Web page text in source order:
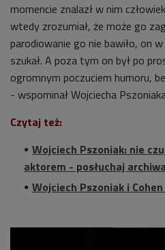
momencie znalazł w nim
wtedy zrozumiał, że może go
parodiowanie go nie bawiło, on
szukał. A poza tym on był po
ogromnym poczuciem humoru,
- wspominał Wojciecha
Czytaj też:
Wojciech Pszoniak: nie
aktorem - posłuchaj
Wojciech Pszoniak i